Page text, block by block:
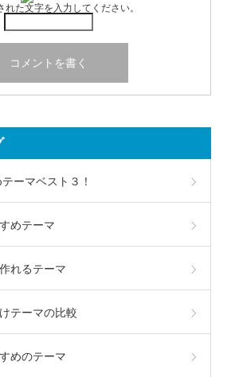
れた文字を入力してください。
ーマベスト３！
めテーマ
れるテーマ
テーマの比較
めのテーマ